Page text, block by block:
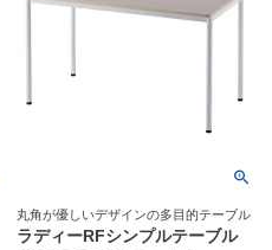
丸角が優しいデザインの多目的テーブル
ラディーRFシンプルテーブル